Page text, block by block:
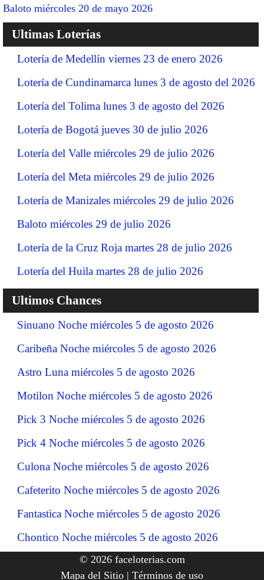
Baloto miércoles 20 de mayo 2026
Ultimas Loterías
Lotería de Medellín viernes 23 de enero 2026
Lotería de Cundinamarca lunes 3 de agosto del 2026
Lotería del Tolima lunes 3 de agosto del 2026
Lotería de Bogotá jueves 30 de julio 2026
Lotería del Valle miércoles 29 de julio 2026
Lotería del Meta miércoles 29 de julio 2026
Lotería de Manizales miércoles 29 de julio 2026
Baloto miércoles 29 de julio 2026
Lotería de la Cruz Roja martes 28 de julio 2026
Lotería del Huila martes 28 de julio 2026
Ultimos Chances
Sinuano Noche miércoles 5 de agosto 2026
Caribeña Noche miércoles 5 de agosto 2026
Astro Luna miércoles 5 de agosto 2026
Motilon Noche miércoles 5 de agosto 2026
Pick 3 Noche miércoles 5 de agosto 2026
Pick 4 Noche miércoles 5 de agosto 2026
Culona Noche miércoles 5 de agosto 2026
Cafeterito Noche miércoles 5 de agosto 2026
Fantastica Noche miércoles 5 de agosto 2026
Chontico Noche miércoles 5 de agosto 2026
© 2026 faceloterias.com
Mapa del Sitio | Términos de uso